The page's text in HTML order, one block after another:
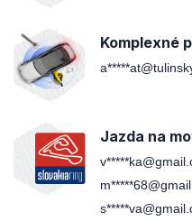
Komplexné
Jazda na